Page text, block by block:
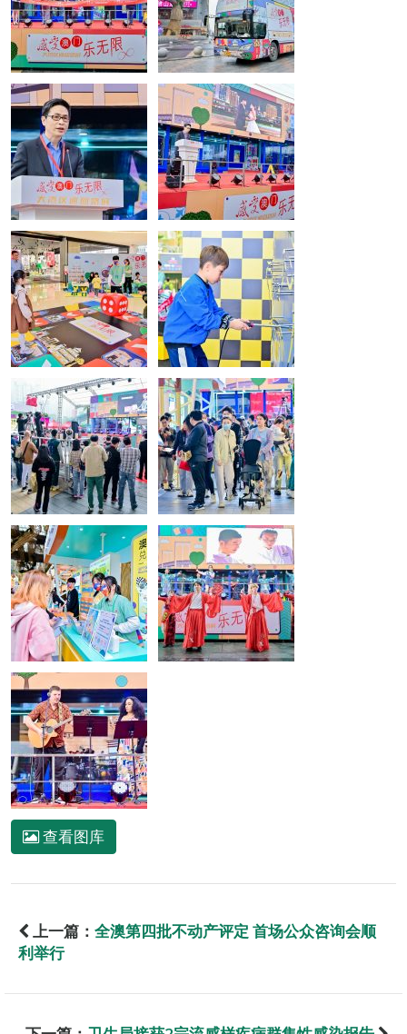
查看图库
上一篇： 全澳第四批不动产评定 首场公众咨询会顺
利举行